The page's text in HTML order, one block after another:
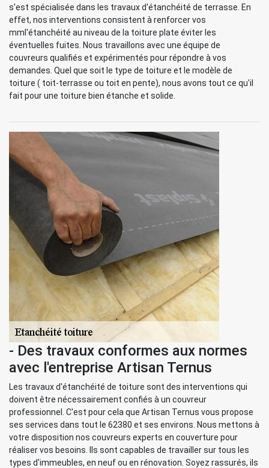
s'est spécialisée dans les travaux d'étanchéité de terrasse. En
effet, nos interventions consistent à renforcer vos
mml'étanchéité au niveau de la toiture plate éviter les
éventuelles fuites. Nous travaillons avec une équipe de
couvreurs qualifiés et expérimentés pour répondre à vos
demandes. Quel que soit le type de toiture et le modèle de
toiture ( toit-terrasse ou toit en pente), nous avons tout ce qu'il
fait pour une toiture bien étanche et solide.
- Des travaux conformes aux normes
avec l'entreprise Artisan Ternus
Les travaux d'étanchéité de toiture sont des interventions qui
doivent être nécessairement confiés à un couvreur
professionnel. C'est pour cela que Artisan Ternus vous propose
ses services dans tout le 62380 et ses environs. Nous mettons à
votre disposition nos couvreurs experts en couverture pour
réaliser vos besoins. Ils sont capables de travailler sur tous les
types d'immeubles, en neuf ou en rénovation. Soyez rassurés, ils